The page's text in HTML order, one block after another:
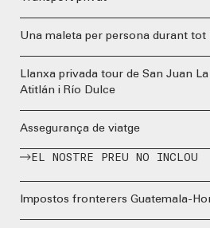
Una maleta per persona durant
Llanxa privada tour de San Juan
Atitlán i Río Dulce
Assegurança de viatge
EL NOSTRE PREU NO INCLOU
Impostos fronterers Guatemala-